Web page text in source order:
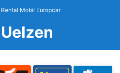
Rental Mobil Europcar